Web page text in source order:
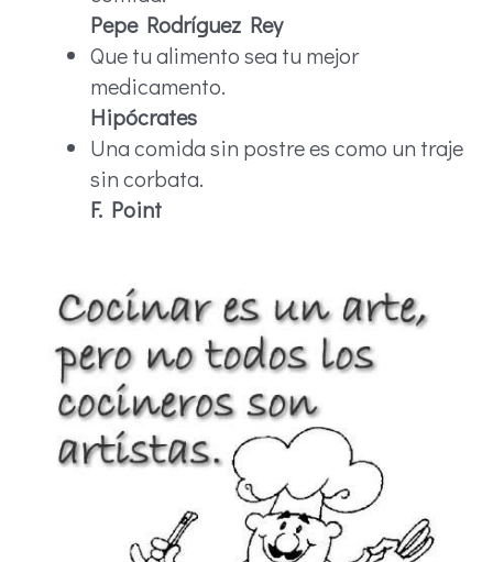
Pepe Rodríguez Rey
Que tu alimento sea tu mejor
medicamento.
Hipócrates
Una comida sin postre es como un traje
sin corbata.
F. Point